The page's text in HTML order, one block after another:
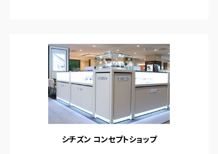
シチズン コンセプトショップ